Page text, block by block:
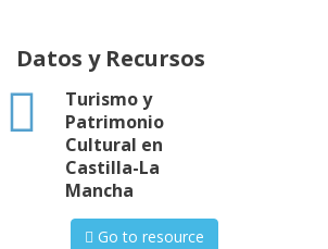
Datos y Recursos
Turismo y
Patrimonio
Cultural en
Castilla-La
Mancha
html
Go to resource